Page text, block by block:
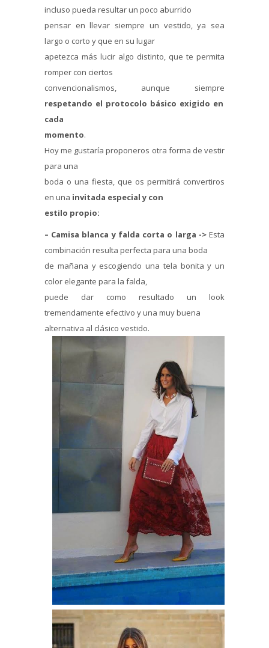
incluso pueda resultar un poco aburrido
pensar en llevar siempre un vestido, ya sea
largo o corto y que en su lugar
apetezca más lucir algo distinto, que te permita
romper con ciertos
convencionalismos, aunque siempre
respetando el protocolo básico exigido en
cada
momento.
Hoy me gustaría proponeros otra forma de vestir
para una
boda o una fiesta, que os permitirá convertiros
en una invitada especial y con
estilo propio:
– Camisa blanca y falda corta o larga ->Esta
combinación resulta perfecta para una boda
de mañana y escogiendo una tela bonita y un
color elegante para la falda,
puede dar como resultado un look
tremendamente efectivo y una muy buena
alternativa al clásico vestido.